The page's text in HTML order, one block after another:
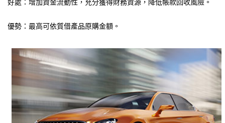
好處：增加資金流動性，充分獲得財務資源，降低帳款回收風險。
優勢：最高可依質借產品原購金額。